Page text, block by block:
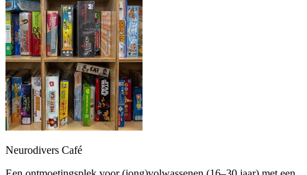
Neurodivers Café